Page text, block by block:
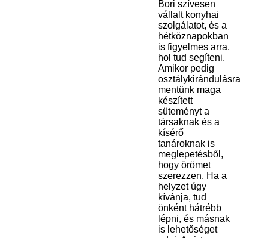
Bori szívesen
vállalt konyhai
szolgálatot, és a
hétköznapokban
is figyelmes arra,
hol tud segíteni.
Amikor pedig
osztálykirándulásra
mentünk maga
készített
süteményt a
társaknak és a
kísérő
tanároknak is
meglepetésből,
hogy örömet
szerezzen. Ha a
helyzet úgy
kívánja, tud
önként hátrébb
lépni, és másnak
is lehetőséget